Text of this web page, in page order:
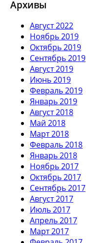
Архивы
Август 2022
Ноябрь 2019
Октябрь 2019
Сентябрь 2019
Август 2019
Июнь 2019
Февраль 2019
Январь 2019
Август 2018
Май 2018
Март 2018
Февраль 2018
Январь 2018
Ноябрь 2017
Октябрь 2017
Сентябрь 2017
Август 2017
Июль 2017
Апрель 2017
Март 2017